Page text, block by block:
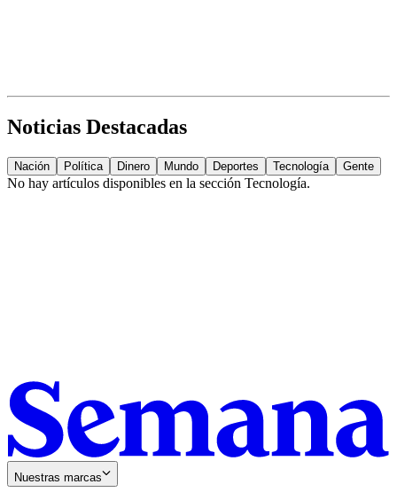
Noticias Destacadas
Nación Política Dinero Mundo Deportes Tecnología Gente
No hay artículos disponibles en la sección Tecnología.
Nuestras marcas